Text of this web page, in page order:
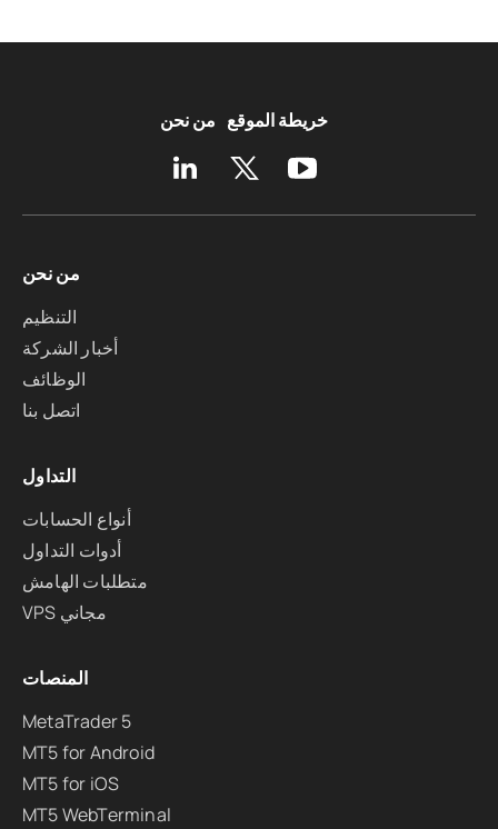
من نحن خريطة الموقع
من نحن
التنظيم
أخبار الشركة
الوظائف
اتصل بنا
التداول
أنواع الحسابات
أدوات التداول
متطلبات الهامش
VPS مجاني
المنصات
MetaTrader 5
MT5 for Android
MT5 for iOS
MT5 WebTerminal